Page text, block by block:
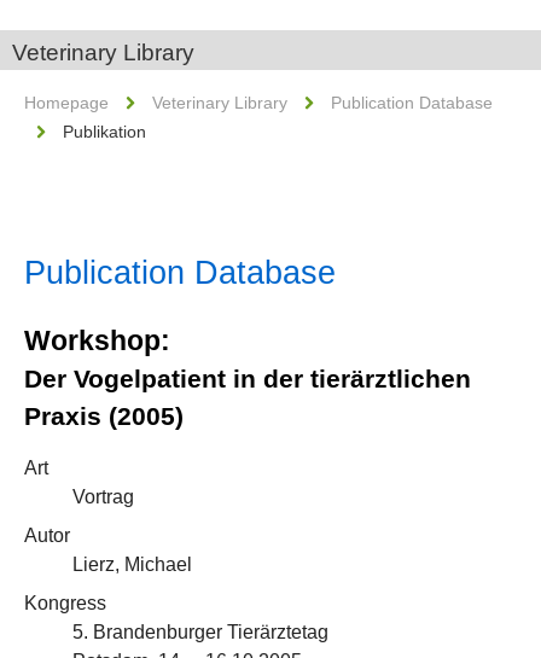
Veterinary Library
Homepage Veterinary Library
Publication Database
Publikation
Publication Database
Workshop:
Der Vogelpatient in der tierärztlichen
Praxis (2005)
Art
Vortrag
Autor
Lierz, Michael
Kongress
5. Brandenburger Tierärztetag